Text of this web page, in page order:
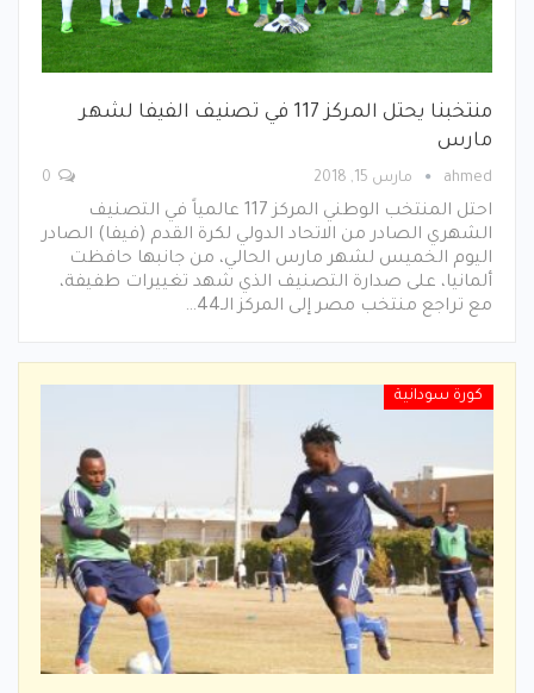
منتخبنا يحتل المركز 117 في تصنيف الفيفا لشهر
مارس
ahmed مارس 15, 2018
احتل المنتخب الوطني المركز 117 عالمياً في التصنيف
الشهري الصادر من الاتحاد الدولي لكرة القدم (فيفا) الصادر
اليوم الخميس لشهر مارس الحالي، من جانبها حافظت
ألمانيا، على صدارة التصنيف الذي شهد تغييرات طفيفة،
مع تراجع منتخب مصر إلى المركز الـ44…
كورة سودانية